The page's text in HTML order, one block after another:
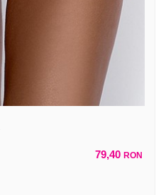
79,40 RON